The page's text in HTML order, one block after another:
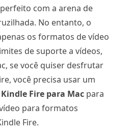
com a arena de
No entanto, o
os formatos de vídeo
de suporte a vídeos,
se você quiser desfrutar
você precisa usar um
Fire para Mac para
para formatos
Fire.